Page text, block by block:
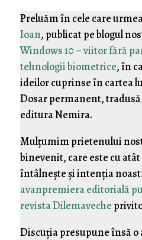
Preluăm în cele care
Ioan, publicat pe blogul
Windows 10 – viitor fără
tehnologii biometrice, în
ideilor cuprinse în cartea
Dosar permanent,
editura Nemira.
Mulţumim prietenului
binevenit, care este cu
întâlneşte şi intenţia
avanpremiera editorială
revista Dilemaveche
Discuţia presupune însă o